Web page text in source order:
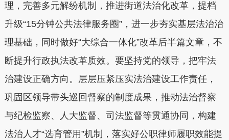
理，完善多元解纷机制，推进街道法治化改革，提档
升级“15分钟公共法律服务圈”，进一步夯实基层法治治
理基础，同时做好“大综合一体化”改革后半篇文章，不
断提升行政执法改革质效。 要坚持党的领导，把牢法
治建设正确方向。
层层压紧压实法治建设工作责任，
巩固区领导带头巡回督察的制度成果，推动法治督察
与纪检监察、人大监督、司法监督等贯通协同，构建
法治人才“选育管用”机制，落实好公职律师履职效能提